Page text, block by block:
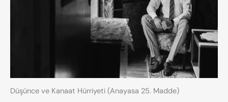
Düşünce ve Kanaat Hürriyeti (Anayasa 25. Madde)